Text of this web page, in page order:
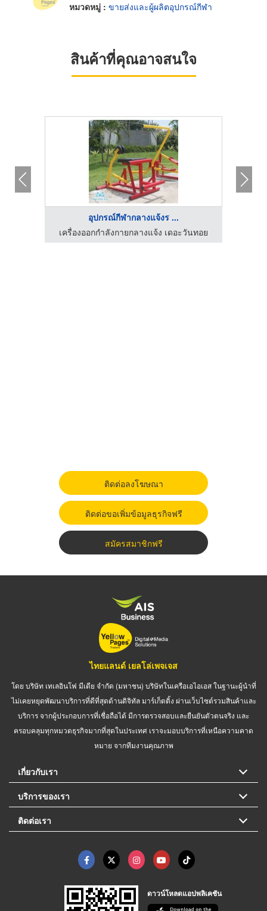
หมวดหมู่ : ขายส่งและผู้ผลิตอุปกรณ์กีฬา
สินค้าที่คุณอาจสนใจ
อุปกรณ์กีฬากลางแจ้งร ...
เครื่องออกกำลังกายกลางแจ้ง เดอะวันทอย
ติดต่อลงโฆษณา
ติดต่อขอเพิ่มข้อมูลธุรกิจฟรี
สมัครสมาชิกฟรี
ไทยแลนด์ เยลโล่เพจเจส
โดย บริษัท เทเลอินโฟ มีเดีย จำกัด (มหาชน) บริษัทในเครือเอไอเอส ในฐานะผู้นำที่
ไม่เคยหยุดพัฒนาบริการที่ดีที่สุดด้านดิจิทัล มาร์เก็ตติ้ง ผ่านเว็บไซต์รวมสินค้าและ
บริการ จากผู้ประกอบการที่เชื่อถือได้ มีการตรวจสอบและยืนยันตัวตนจริง และ
ครอบคลุมทุกหมวดธุรกิจมากที่สุดในประเทศ เราจะมอบบริการที่เหนือความคาด
หมาย จากทีมงานคุณภาพ
เกี่ยวกับเรา
บริการของเรา
ติดต่อเรา
ดาวน์โหลดแอปพลิเคชัน